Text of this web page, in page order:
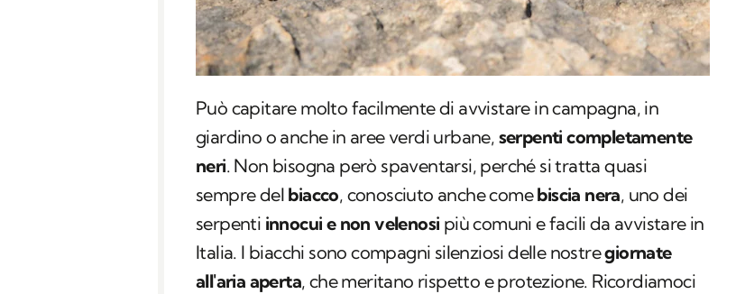
Può capitare molto facilmente di avvistare in campagna, in
giardino o anche in aree verdi urbane, serpenti completamente
neri. Non bisogna però spaventarsi, perché si tratta quasi
sempre del biacco, conosciuto anche comebiscia nera, uno dei
serpenti innocui e non velenosi più comuni e facili da avvistare in
Italia. I biacchi sono compagni silenziosi delle nostregiornate
all'aria aperta, che meritano rispetto e protezione. Ricordiamoci